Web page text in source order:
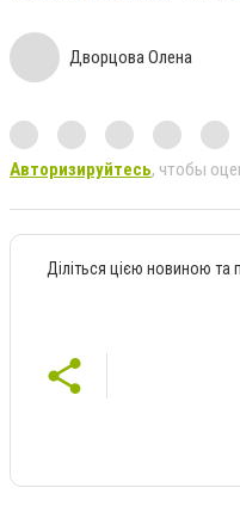
Дворцова Олена
Авторизируйтесь, чтобы
Діліться цією новиною та